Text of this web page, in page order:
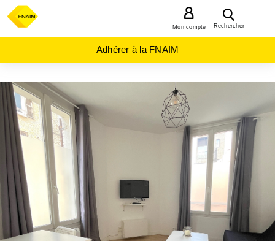
Rechercher
Mon compte
Adhérer à la FNAIM
ACHAT
APPARTEMENT
NORMANDIE
SEINE-
MARITIME
(76)
LE
HAVRE
(76600)